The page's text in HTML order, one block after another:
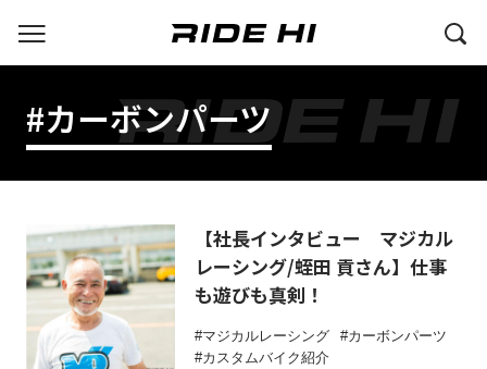
#カーボンパーツ
【社長インタビュー マジカル
レーシング/蛭田 貢さん】仕事
も遊びも真剣！
マジカルレーシング
カーボンパーツ
カスタムバイク紹介